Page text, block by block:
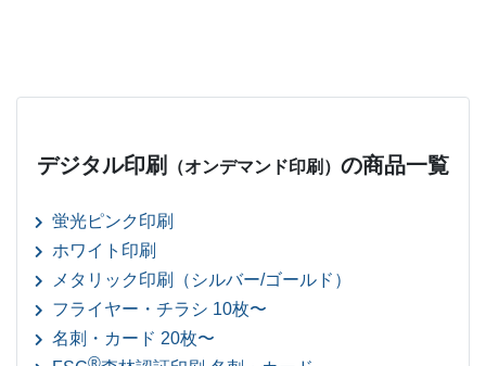
デジタル印刷 （オンデマンド印刷） の商品一覧
蛍光ピンク印刷
ホワイト印刷
メタリック印刷（シルバー/ゴールド）
フライヤー・チラシ 10枚〜
名刺・カード 20枚〜